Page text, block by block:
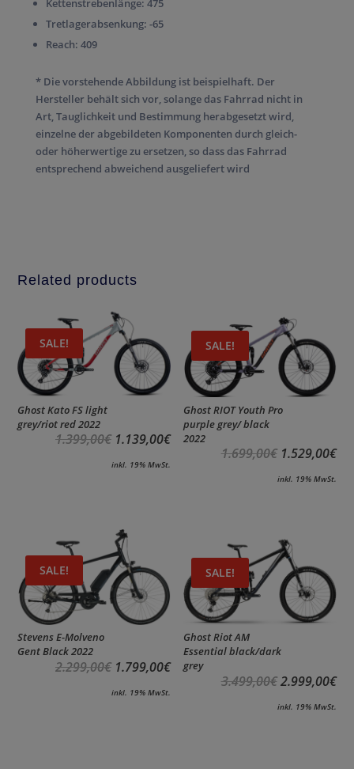
Kettenstrebenlänge: 475
Tretlagerabsenkung: -65
Reach: 409
* Die vorstehende Abbildung ist beispielhaft. Der
Hersteller behält sich vor, solange das Fahrrad nicht in
Art, Tauglichkeit und Bestimmung herabgesetzt wird,
einzelne der abgebildeten Komponenten durch gleich-
oder höherwertige zu ersetzen, so dass das Fahrrad
entsprechend abweichend ausgeliefert wird
Related products
SALE!
Ghost Kato FS light
grey/riot red 2022
1.399,00€ 1.139,00€
inkl. 19% MwSt.
SALE!
Ghost RIOT Youth Pro
purple grey/ black
2022
1.699,00€ 1.529,00€
inkl. 19% MwSt.
SALE!
Stevens E-Molveno
Gent Black 2022
2.299,00€ 1.799,00€
inkl. 19% MwSt.
SALE!
Ghost Riot AM
Essential black/dark
grey
3.499,00€ 2.999,00€
inkl. 19% MwSt.